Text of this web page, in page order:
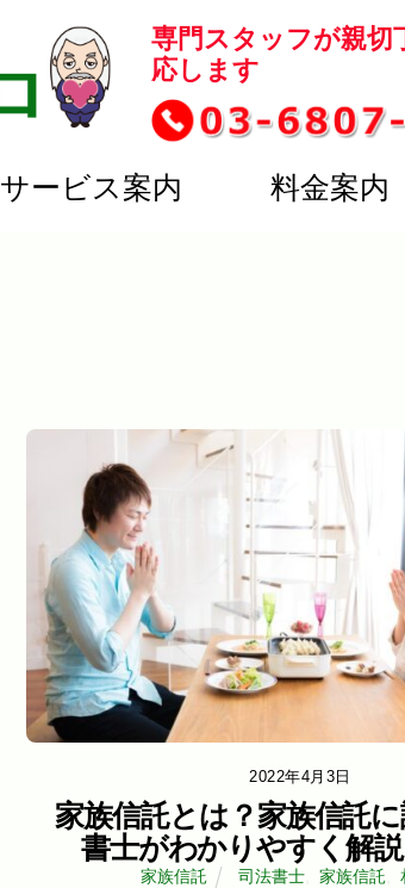
専門スタッフが親切
応します
サービス案内 料金案内
2022年4月3日
家族信託とは？家族信託
書士がわかりやすく解説
家族信託 司法書士, 家族信託